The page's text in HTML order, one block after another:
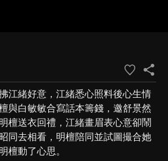
江緒好意，江緒悉心照料後心生情
與白敏敏合寫話本籌錢，邀舒景然
檀送衣回禮，江緒畫眉表心意卻鬧
同去相看，明檀陪同並試圖撮合她
檀動了心思。